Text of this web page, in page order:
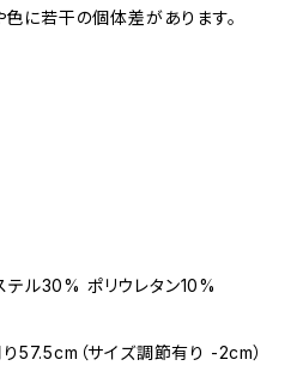
に若干の個体差があります。
テル30% ポリウレタン10%
57.5cm（サイズ調節有り -2cm）